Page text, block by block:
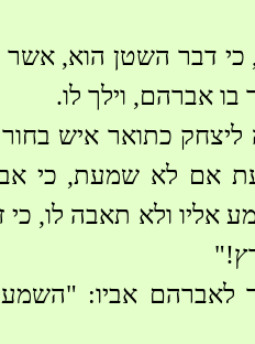
דבר השטן הוא, אשר
אברהם, וילך לו.
ליצחק כתואר איש
אם לא שמעת, כי
ולא תאבה לו, כי
לאברהם אביו: